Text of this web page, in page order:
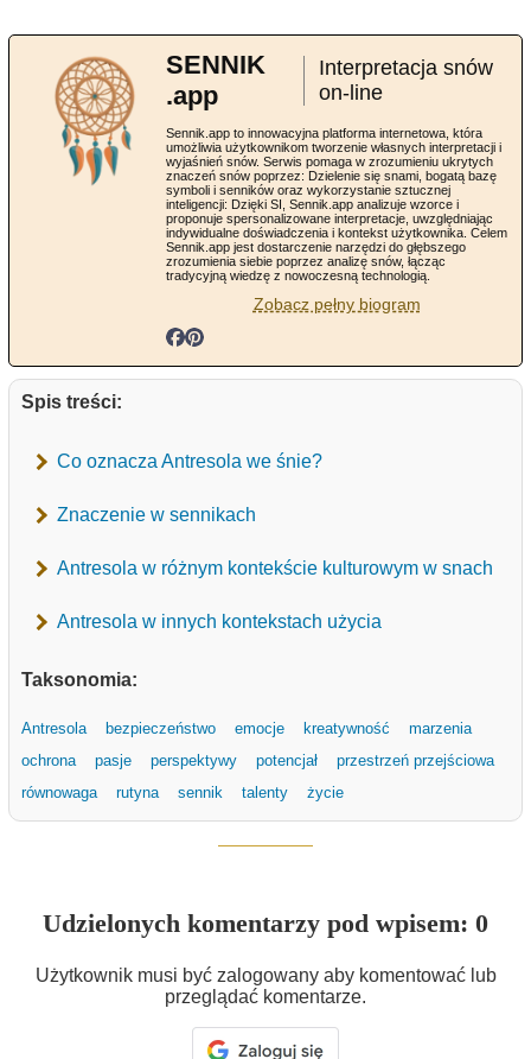
SENNIK
.app
Interpretacja snów
on-line
Sennik.app to innowacyjna platforma internetowa, która
umożliwia użytkownikom tworzenie własnych interpretacji i
wyjaśnień snów. Serwis pomaga w zrozumieniu ukrytych
znaczeń snów poprzez: Dzielenie się snami, bogatą bazę
symboli i senników oraz wykorzystanie sztucznej
inteligencji: Dzięki SI, Sennik.app analizuje wzorce i
proponuje spersonalizowane interpretacje, uwzględniając
indywidualne doświadczenia i kontekst użytkownika. Celem
Sennik.app jest dostarczenie narzędzi do głębszego
zrozumienia siebie poprzez analizę snów, łącząc
tradycyjną wiedzę z nowoczesną technologią.
Zobacz pełny biogram
Spis treści:
Co oznacza Antresola we śnie?
Znaczenie w sennikach
Antresola w różnym kontekście kulturowym w snach
Antresola w innych kontekstach użycia
Taksonomia:
Antresola bezpieczeństwo emocje kreatywność
marzenia
ochrona
pasje perspektywy potencjał
przestrzeń przejściowa
równowaga
rutyna sennik talenty życie
Udzielonych komentarzy pod wpisem: 0
Użytkownik musi być zalogowany aby komentować lub
przeglądać komentarze.